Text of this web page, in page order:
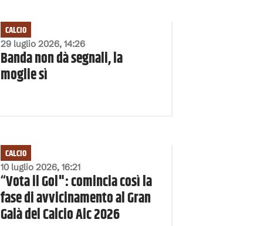
29 luglio 2026, 14:26
CALCIO
Banda non dà segnali, la
moglie sì
10 luglio 2026, 16:21
CALCIO
“Vota il Gol": comincia così la
fase di avvicinamento al Gran
Galà del Calcio Aic 2026